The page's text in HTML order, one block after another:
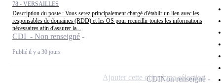
78 - VERSAILLES
Description du poste : Vous serez principalement chargé d'établir un lien avec les
responsables de domaines (RDD) et les OS pour recueillir toutes les informations
nécessaires afin d'assurer la...
CDI - Non renseigné
Publié il y a 30 jours
CDINon renseigné
Ajouter cette offre à ma sélection